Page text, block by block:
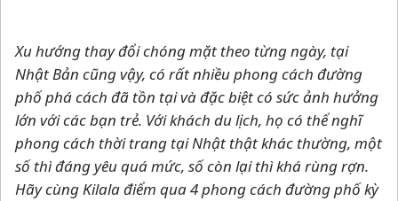
Xu hướng thay đổi chóng mặt theo từng ngày, tại
Nhật Bản cũng vậy, có rất nhiều phong cách đường
phố phá cách đã tồn tại và đặc biệt có sức ảnh hưởng
lớn với các bạn trẻ. Với khách du lịch, họ có thể nghĩ
phong cách thời trang tại Nhật thật khác thường, một
số thì đáng yêu quá mức, số còn lại thì khá rùng rợn.
Hãy cùng Kilala điểm qua 4 phong cách đường phố kỳ